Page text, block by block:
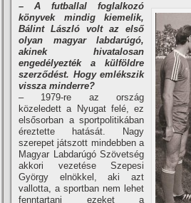
– A futballal foglalkozó
könyvek mindig kiemelik,
Bálint László volt az első
olyan magyar labdarúgó,
akinek hivatalosan
engedélyezték a külföldre
szerződést. Hogy emlékszik
vissza minderre?
– 1979-re az ország
közeledett a Nyugat felé, ez
elsősorban a sportpolitikában
éreztette hatását. Nagy
szerepet játszott mindebben a
Magyar Labdarúgó Szövetség
akkori vezetése Szepesi
György elnökkel, aki azt
vallotta, a sportban nem lehet
fenntartani ezeket a